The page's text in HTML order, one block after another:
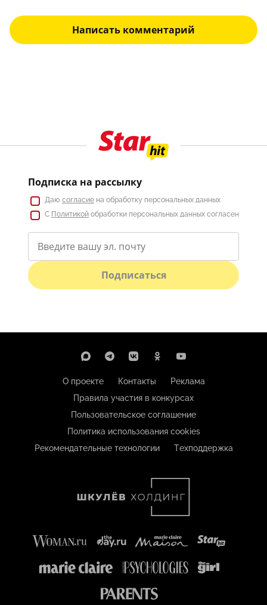
Написать комментарий
Подписка на рассылку
Даю согласие на обработку персональных данных
С Политикой обработки персональных данных согласен
Подписаться
О проекте Контакты
Реклама
Правила участия в конкурсах
Пользовательское соглашение
Политика использования cookies
Рекомендательные технологии
Техподдержка